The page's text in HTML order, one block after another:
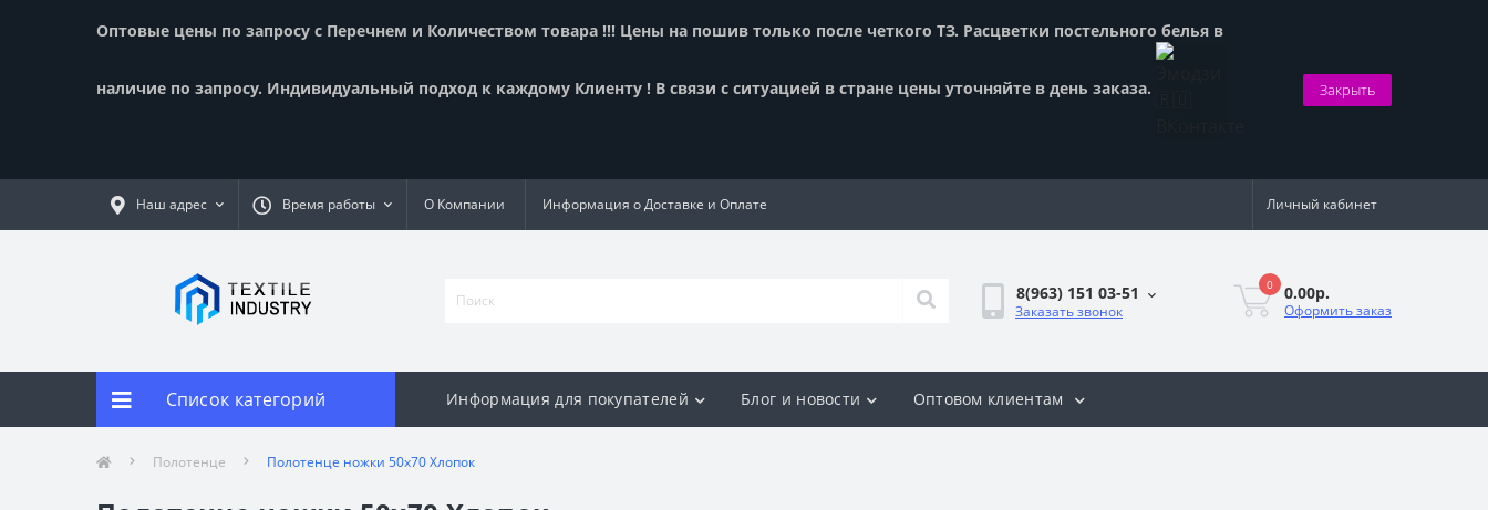
Оптовые цены по запросу с Перечнем и Количеством товара !!! Цены на пошив только после четкого ТЗ. Расцветки постельного белья в
наличие по запросу. Индивидуальный подход к каждому Клиенту ! В связи с ситуацией в стране цены уточняйте в день заказа. Закрыть
Наш адрес Время работы О Компании Информация о Доставке и Оплате Личный кабинет
8(963) 151 03-51
Заказать звонок
0 0.00р.
Оформить заказ
Список категорий Информация для покупателей Блог и новости Оптовом клиентам
Полотенце Полотенце ножки 50x70 Хлопок